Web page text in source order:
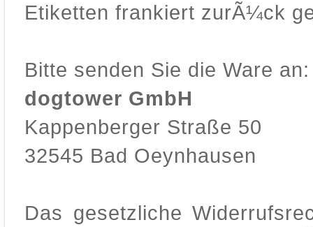
Etiketten frankiert zurÃ¼ck
Bitte senden Sie die Ware an:
dogtower GmbH
Kappenberger Straße 50
32545 Bad Oeynhausen
Das gesetzliche